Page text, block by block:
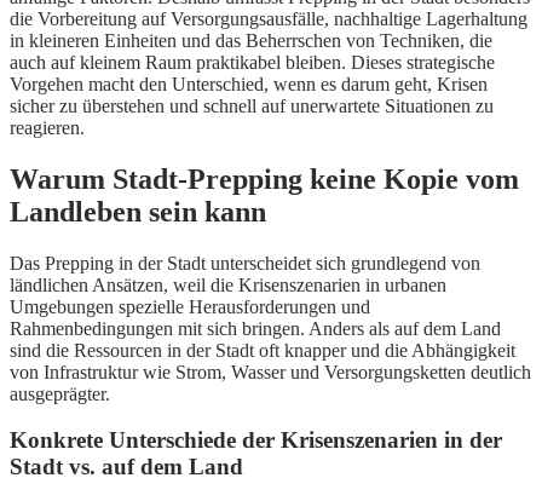
die Vorbereitung auf Versorgungsausfälle, nachhaltige Lagerhaltung
in kleineren Einheiten und das Beherrschen von Techniken, die
auch auf kleinem Raum praktikabel bleiben. Dieses strategische
Vorgehen macht den Unterschied, wenn es darum geht, Krisen
sicher zu überstehen und schnell auf unerwartete Situationen zu
reagieren.
Warum Stadt-Prepping keine Kopie vom
Landleben sein kann
Das Prepping in der Stadt unterscheidet sich grundlegend von
ländlichen Ansätzen, weil die Krisenszenarien in urbanen
Umgebungen spezielle Herausforderungen und
Rahmenbedingungen mit sich bringen. Anders als auf dem Land
sind die Ressourcen in der Stadt oft knapper und die Abhängigkeit
von Infrastruktur wie Strom, Wasser und Versorgungsketten deutlich
ausgeprägter.
Konkrete Unterschiede der Krisenszenarien in der
Stadt vs. auf dem Land